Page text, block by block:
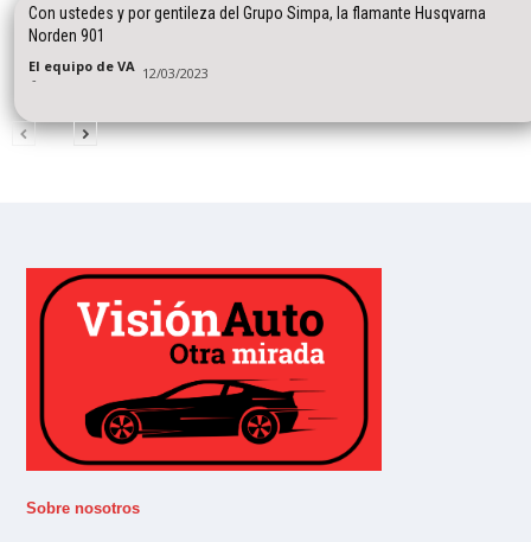
Con ustedes y por gentileza del Grupo Simpa, la flamante Husqvarna
Norden 901
El equipo de VA
- 12/03/2023
Sobre nosotros